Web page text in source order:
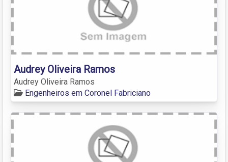
Audrey Oliveira Ramos
Audrey Oliveira Ramos
Engenheiros em Coronel Fabriciano